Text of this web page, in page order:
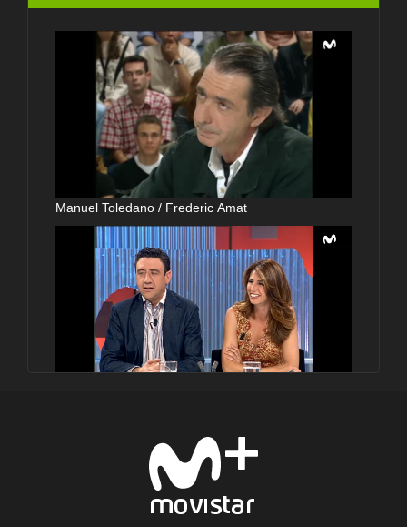
Manuel Toledano / Frederic Amat